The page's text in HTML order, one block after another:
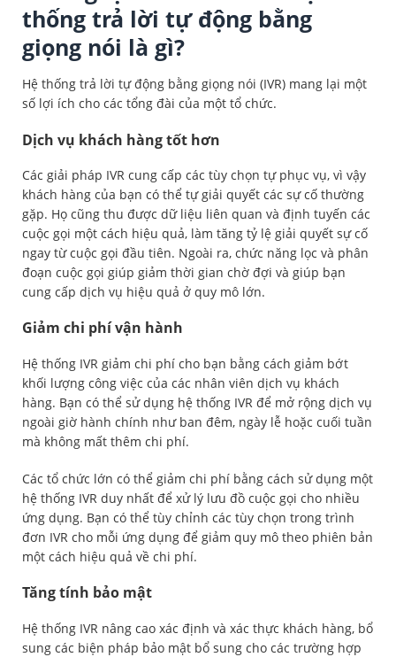
thống trả lời tự động bằng
giọng nói là gì?
Hệ thống trả lời tự động bằng giọng nói (IVR) mang lại một
số lợi ích cho các tổng đài của một tổ chức.
Dịch vụ khách hàng tốt hơn
Các giải pháp IVR cung cấp các tùy chọn tự phục vụ, vì vậy
khách hàng của bạn có thể tự giải quyết các sự cố thường
gặp. Họ cũng thu được dữ liệu liên quan và định tuyến các
cuộc gọi một cách hiệu quả, làm tăng tỷ lệ giải quyết sự cố
ngay từ cuộc gọi đầu tiên. Ngoài ra, chức năng lọc và phân
đoạn cuộc gọi giúp giảm thời gian chờ đợi và giúp bạn
cung cấp dịch vụ hiệu quả ở quy mô lớn.
Giảm chi phí vận hành
Hệ thống IVR giảm chi phí cho bạn bằng cách giảm bớt
khối lượng công việc của các nhân viên dịch vụ khách
hàng. Bạn có thể sử dụng hệ thống IVR để mở rộng dịch vụ
ngoài giờ hành chính như ban đêm, ngày lễ hoặc cuối tuần
mà không mất thêm chi phí.
Các tổ chức lớn có thể giảm chi phí bằng cách sử dụng một
hệ thống IVR duy nhất để xử lý lưu đồ cuộc gọi cho nhiều
ứng dụng. Bạn có thể tùy chỉnh các tùy chọn trong trình
đơn IVR cho mỗi ứng dụng để giảm quy mô theo phiên bản
một cách hiệu quả về chi phí.
Tăng tính bảo mật
Hệ thống IVR nâng cao xác định và xác thực khách hàng, bổ
sung các biện pháp bảo mật bổ sung cho các trường hợp